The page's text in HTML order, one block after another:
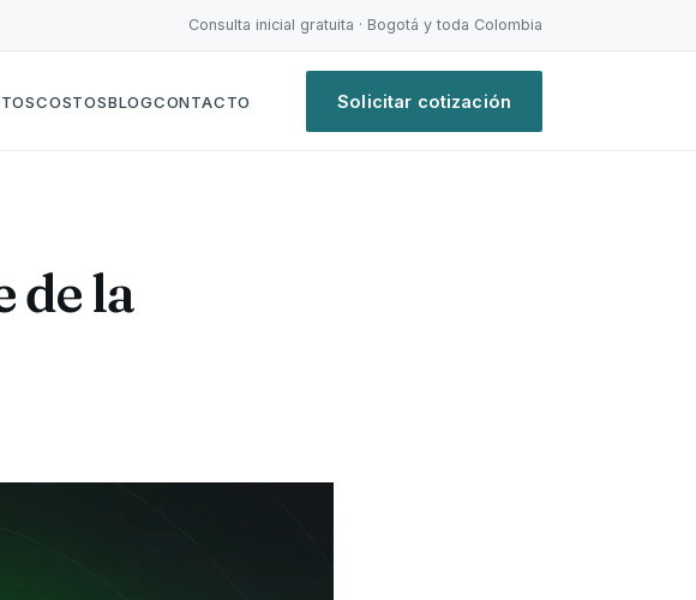
Consulta inicial gratuita · Bogotá y toda Colombia
COSTOSBLOGCONTACTO Solicitar cotización
de la